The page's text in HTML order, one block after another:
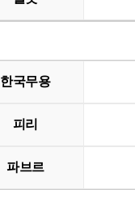
한국무용
피리
파브르